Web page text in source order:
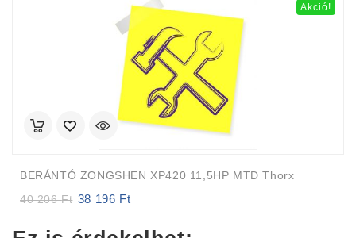
Akció!
BERÁNTÓ ZONGSHEN XP420 11,5HP MTD Thorx
40 206Ft
Original
38 196 Ft